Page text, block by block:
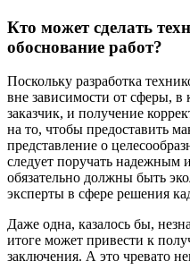
Кто может сделать
обоснование работ?
Поскольку разработка
вне зависимости от сферы, в
заказчик, и получение
на то, чтобы предоставить
представление о
следует поручать надежным
обязательно должны быть
эксперты в сфере решения
Даже одна, казалось бы,
итоге может привести к
заключения. А это чревато